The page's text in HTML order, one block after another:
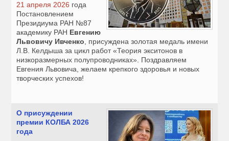
21 апреля 2026 года
Постановлением
Президиума РАН №87
академику РАН Евгению
Львовичу Ивченко , присуждена золотая медаль имени
Л.В. Келдыша за цикл работ «Теория экситонов в
низкоразмерных полупроводниках». Поздравляем
Евгения Львовича, желаем крепкого здоровья и новых
творческих успехов!
О присуждении
премии КОЛБА 2026
года